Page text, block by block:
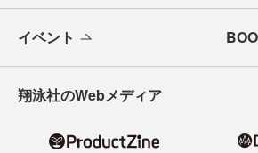
イベント
翔泳社のWebメディア